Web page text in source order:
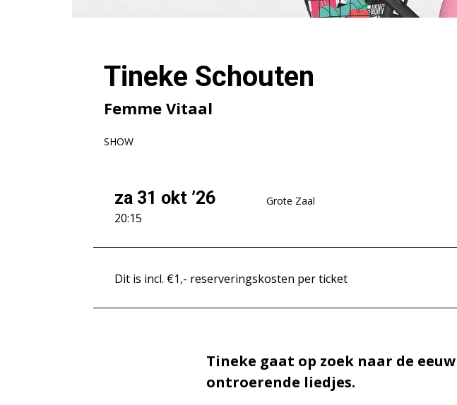
Tineke Schouten
Femme Vitaal
SHOW
za 31 okt ’26
20:15
Grote Zaal
Dit is incl. €1,- reserveringskosten per ticket
Tineke gaat op zoek naar de
ontroerende liedjes.